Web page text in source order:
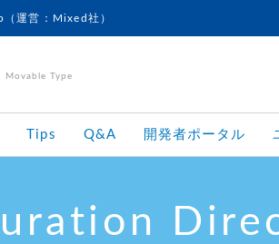
運営：Mixed社）
Movable Type
Tips Q&A 開発者ポータル